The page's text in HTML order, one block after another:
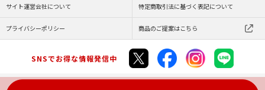
サイト運営会社について 特定商取引法に基づく表記について
プライバシーポリシー 商品のご提案はこちら
SNSでお得な情報発信中